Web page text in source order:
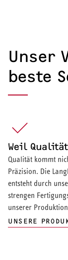
Unser
beste
Weil
Qualität kommt
Präzision. Die
entsteht durch
strengen
unserer
UNSERE